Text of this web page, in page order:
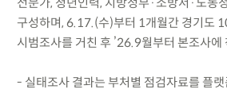
구성하며, 6.17.(수)부터 1개월간 경기도
시범조사를 거친 후 ’26.9월부터 본조사에
- 실태조사 결과는 부처별 점검자료를 플